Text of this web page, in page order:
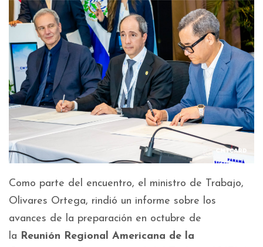
Como parte del encuentro, el ministro de Trabajo,
Olivares Ortega, rindió un informe sobre los
avances de la preparación en octubre de
la Reunión Regional Americana de la